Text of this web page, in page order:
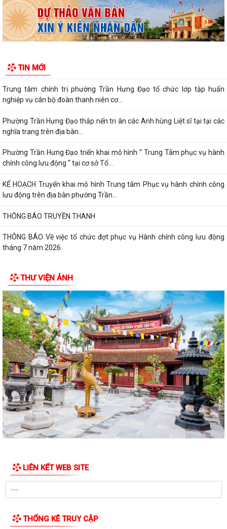
TIN MỚI
Phường Trần Hưng Đạo tham dự hội nghị toàn quốc nghiên cứu, học
tập, quán triệt và triển khai thực...
Khai mạc giải bóng đá U13 phường Trần Hưng Đạo hè năm 2026.
Hưng Đạo tiếp xúc đối thoại trực...
Trung tâm chính trị phường Trần Hưng Đạo tổ chức lớp tập huấn
nghiệp vụ cán bộ đoàn thanh niên cơ...
Phường Trần Hưng Đạo thắp nến tri ân các Anh hùng Liệt sĩ tại tại các
nghĩa trang trên địa bàn...
Phường Trần Hưng Đạo triển khai mô hình “ Trung Tâm phục vụ hành
chính công lưu động “ tại cơ sở Tổ...
KẾ HOẠCH Truyển khai mô hình Trung tâm Phục vụ hành chính công
lưu động trên địa bàn phường Trần...
THÔNG BÁO TRUYỀN THANH
THÔNG BÁO Về việc tổ chức đợt phục vụ Hành chính công lưu động
tháng 7 năm 2026
tâm thần Hải Dương nhân dịp 79...
Đồng chí Vũ Thị Hiên, Phó bí thư thường trực Đảng ủy phường Trần
Hưng Đạo thăm, tặng quà nhân Ngày...
Phường Trần Hưng Đạo triển khai lấy mẫu ADN các phần mộ liệt sĩ vô
danh tại Nghĩa trang Liệt Lê Lợi...
Đ/c Nguyễn Minh Thắng Bí thư Đảng ủy- Chủ tịch HĐND phường Trần
Hưng Đạo thăm, tặng quà gia đình...
Hơn 30 cán bộ, hội viên chữ thập đỏ trên địa bàn phường Trần Hưng
Đạo được tập huấn kỹ năng sơ cấp...
QUYẾT ĐỊNH Về việc công bố Danh mục thủ tục hành chính mới ban
hành, bị bãi bỏ thuộc phạm vi chức...
tặng quà các gia đình chính sách...
QUYẾT ĐỊNH Về việc công bố danh mục thủ tục hành chính ban hành
QUYẾT ĐỊNH Về việc công bố danh mục thủ tục hành chính ban hành
THƯ VIỆN ẢNH
LIÊN KẾT WEB SITE
THỐNG KÊ TRUY CẬP